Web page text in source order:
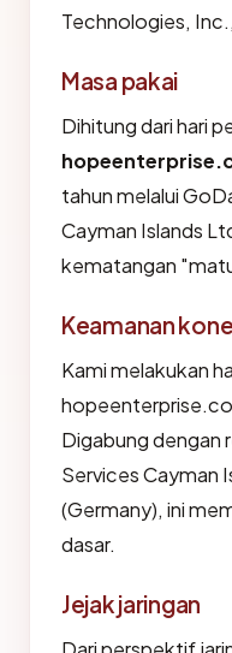
Technologies,
Masa pakai
Dihitung dari hari
tahun melalui
Cayman Islands
kematangan
Keamanan
Kami melakukan
Digabung dengan
Services Cayman
(Germany), ini
dasar.
Jejak jaringan